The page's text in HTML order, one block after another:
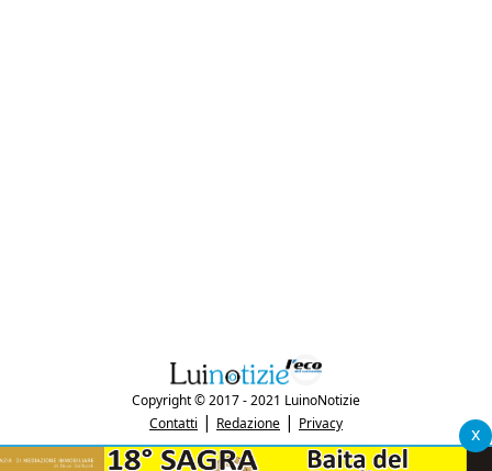
x
Copyright © 2017 - 2021 LuinoNotizie
Contatti | Redazione | Privacy
"Luinonotizie.it è una testata giornalistica iscritta al Registro Stampa del